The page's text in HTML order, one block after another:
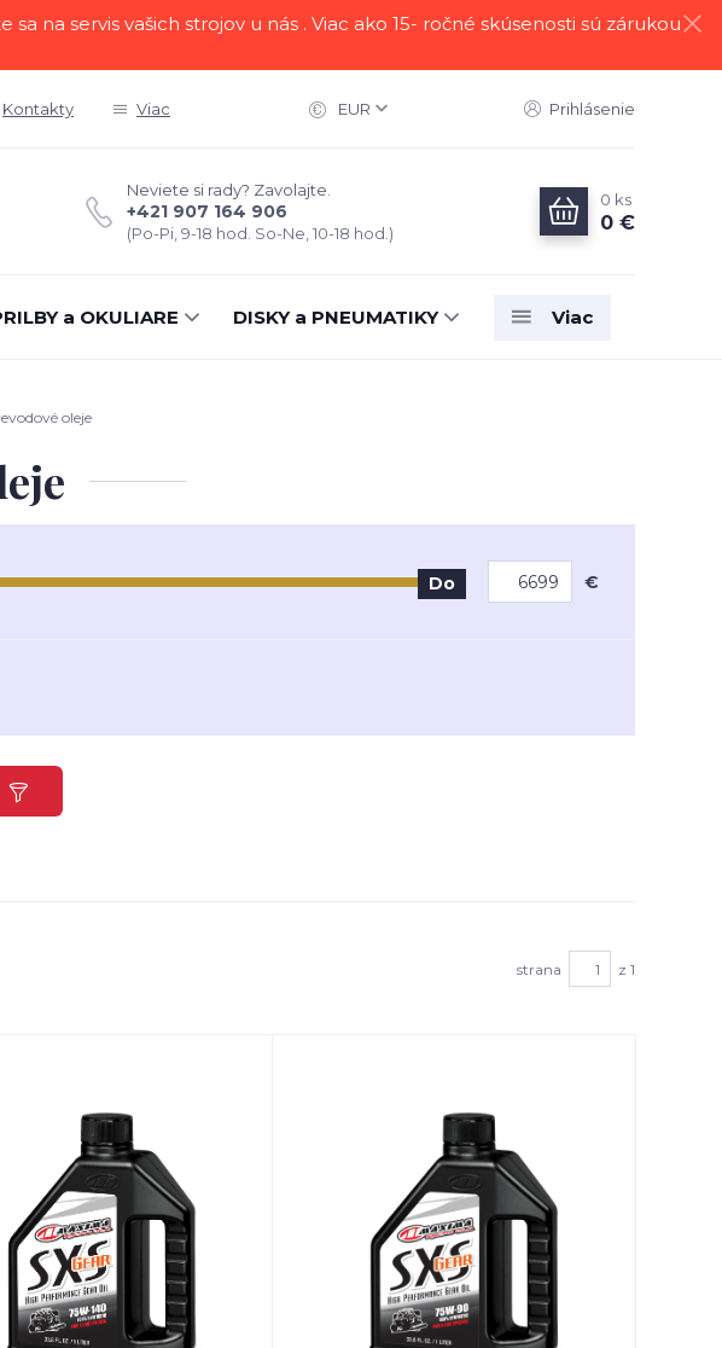
na servis vašich strojov u nás . Viac ako 15- ročné skúsenosti sú zárukou
Kontakty Viac EUR Prihlásenie
Neviete si rady? Zavolajte.
+421 907 164 906
(Po-Pi, 9-18 hod. So-Ne, 10-18 hod.)
0 ks
0 €
a OKULIARE DISKY a PNEUMATIKY Viac
oleje
Do €
strana z 1